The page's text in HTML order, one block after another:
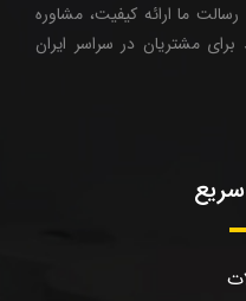
ما ارائه کیفیت، مشاوره
مشتریان در سراسر ایران